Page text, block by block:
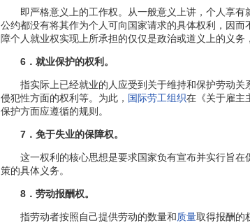
即严格意义上的工作权。从一般意义上讲，个人享有
公约都没有将其作为个人可向国家请求的具体权利，因
障个人就业权实现上所承担的仅仅是政治或道义上的义务
6．就业保护的权利。
指实际上已经就业的人应受到关于维持和保护劳动关
侵犯性方面的权利等。为此， 国际劳工组织在《关于雇主
保护方面应遵循的规则。
7．免于失业的保障权。
这一权利的核心思想是要求国家负有宣布并实行旨在
策的具体义务。
8．劳动报酬权。
指劳动者按照自己提供劳动的数量和质量取得报酬的